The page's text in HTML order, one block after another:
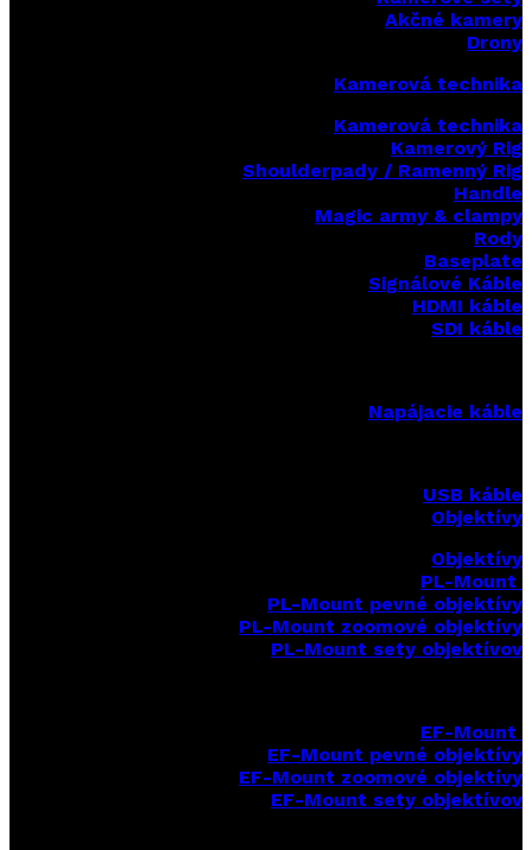
Akčné kamery
Drony
Kamerová technika
Kamerová technika
Kamerový Rig
Shoulderpady / Ramenný Rig
Handle
Magic army & clampy
Rody
Baseplate
Signálové Káble
HDMI káble
SDI káble
Napájacie káble
USB káble
Objektívy
Objektívy
PL-Mount
PL-Mount pevné objektívy
PL-Mount zoomové objektívy
PL-Mount sety objektívov
EF-Mount
EF-Mount pevné objektívy
EF-Mount zoomové objektívy
EF-Mount sety objektívov